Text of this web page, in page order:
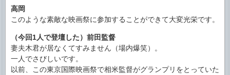
高岡
このような素敵な映画祭に参加することができて大変光栄です。
（今回1人で登壇した）前田監督
妻夫木君が居なくてすみません（場内爆笑）。
一人でさびしいです。
以前、この東京国際映画祭で相米監督がグランプリをとっていた